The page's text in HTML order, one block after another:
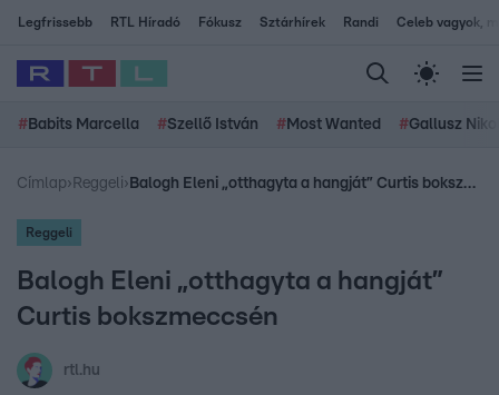
Legfrissebb RTL Híradó Fókusz Sztárhírek Randi Celeb vagyok,
# Babits Marcella #Szellő István # Most Wanted #Gallusz
Címlap› Reggeli› Balogh Eleni „otthagyta a hangját” Curtis bokszmeccsén
Reggeli
Balogh Eleni „otthagyta a hangját”
Curtis bokszmeccsén
rtl.hu